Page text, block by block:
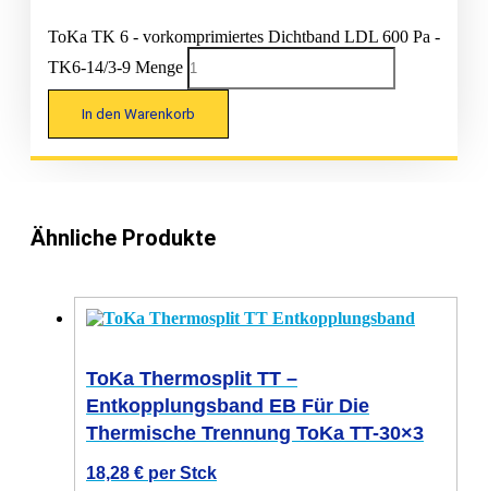
ToKa TK 6 - vorkomprimiertes Dichtband LDL 600 Pa -
TK6-14/3-9 Menge
In den Warenkorb
Ähnliche Produkte
ToKa Thermosplit TT –
Entkopplungsband EB Für Die
Thermische Trennung ToKa TT-30×3
18,28 € per Stck